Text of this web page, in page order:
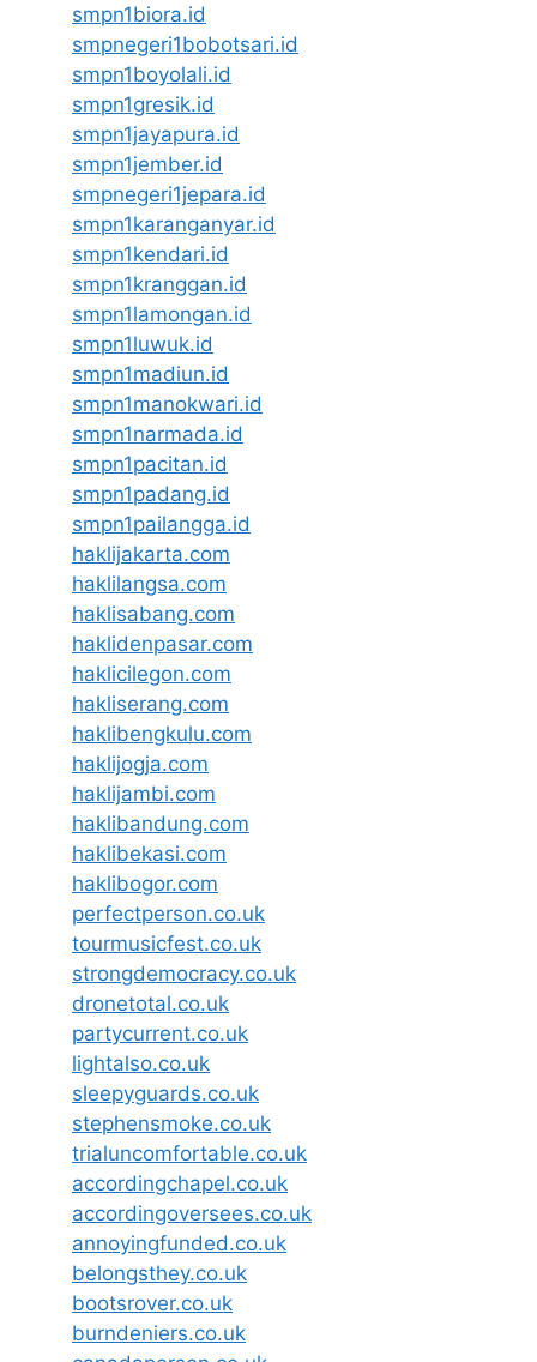
smpn1biora.id
smpnegeri1bobotsari.id
smpn1boyolali.id
smpn1gresik.id
smpn1jayapura.id
smpn1jember.id
smpnegeri1jepara.id
smpn1karanganyar.id
smpn1kendari.id
smpn1kranggan.id
smpn1lamongan.id
smpn1luwuk.id
smpn1madiun.id
smpn1manokwari.id
smpn1narmada.id
smpn1pacitan.id
smpn1padang.id
smpn1pailangga.id
haklijakarta.com
haklilangsa.com
haklisabang.com
haklidenpasar.com
haklicilegon.com
hakliserang.com
haklibengkulu.com
haklijogja.com
haklijambi.com
haklibandung.com
haklibekasi.com
haklibogor.com
perfectperson.co.uk
tourmusicfest.co.uk
strongdemocracy.co.uk
dronetotal.co.uk
partycurrent.co.uk
lightalso.co.uk
sleepyguards.co.uk
stephensmoke.co.uk
trialuncomfortable.co.uk
accordingchapel.co.uk
accordingoversees.co.uk
annoyingfunded.co.uk
belongsthey.co.uk
bootsrover.co.uk
burndeniers.co.uk